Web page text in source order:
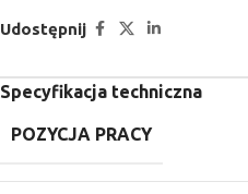
Udostępnij
Specyfikacja techniczna
POZYCJA PRACY